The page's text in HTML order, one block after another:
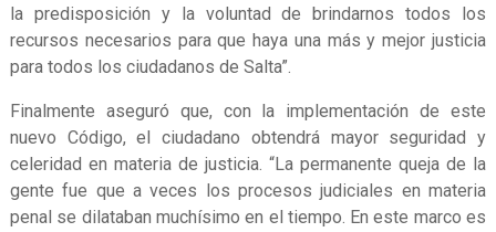
la predisposición y la voluntad de brindarnos todos los
recursos necesarios para que haya una más y mejor justicia
para todos los ciudadanos de Salta”.
Finalmente aseguró que, con la implementación de este
nuevo Código, el ciudadano obtendrá mayor seguridad y
celeridad en materia de justicia. “La permanente queja de la
gente fue que a veces los procesos judiciales en materia
penal se dilataban muchísimo en el tiempo. En este marco es